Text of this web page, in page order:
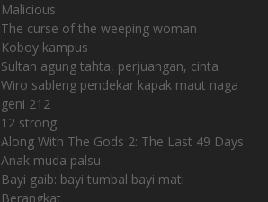
Malicious
The curse of the weeping woman
Koboy kampus
Sultan agung tahta, perjuangan, cinta
Wiro sableng pendekar kapak maut naga
geni 212
12 strong
Along With The Gods 2: The Last 49 Days
Anak muda palsu
Bayi gaib: bayi tumbal bayi mati
Berangkat